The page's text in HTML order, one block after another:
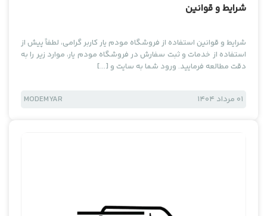
شرایط و قوانین
شرایط و قوانین استفاده از فروشگاه مودم یار کاربر گرامی، لطفاً پیش از
استفاده از خدمات و ثبت سفارش در فروشگاه مودم یار، موارد زیر را به
دقت مطالعه فرمایید. ورود شما به سایت و […]
01 مرداد 1404 MODEMYAR